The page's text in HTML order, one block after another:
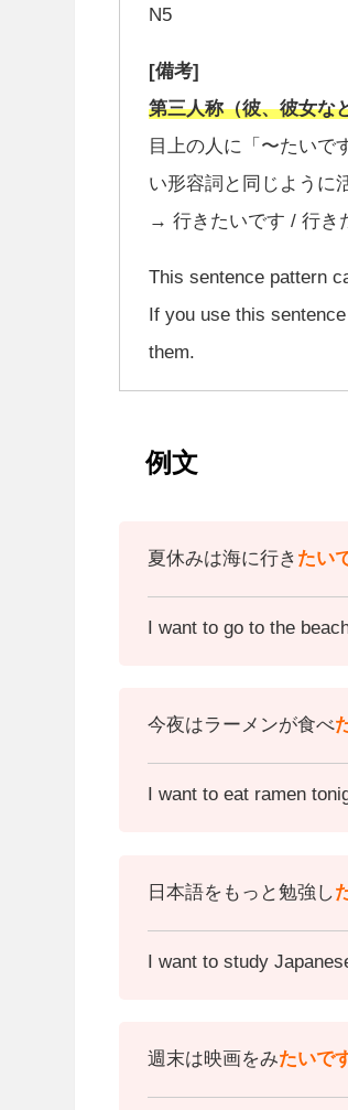
N5
[備考]
第三人称（彼、彼女な
目上の人に「〜たいで
い形容詞と同じように
→ 行きたいです / 行き
This sentence pattern
If you use this
them.
例文
夏休みは海に行き たい
I want to go to the
今夜はラーメンが食べ
I want to eat ramen
日本語をもっと勉強し
I want to study
週末は映画をみたいで